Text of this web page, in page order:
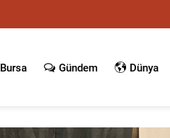
Bursa Gündem Dünya